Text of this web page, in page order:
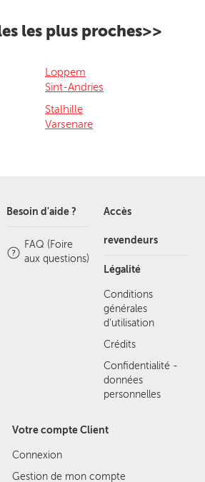
les plus proches>>
Loppem
Sint-Andries
Stalhille
Varsenare
Besoin d'aide ?
FAQ (Foire
aux questions)
Accès
revendeurs
Légalité
Conditions
générales
d'utilisation
Crédits
Confidentialité -
données
personnelles
Votre compte Client
Connexion
Gestion de mon compte